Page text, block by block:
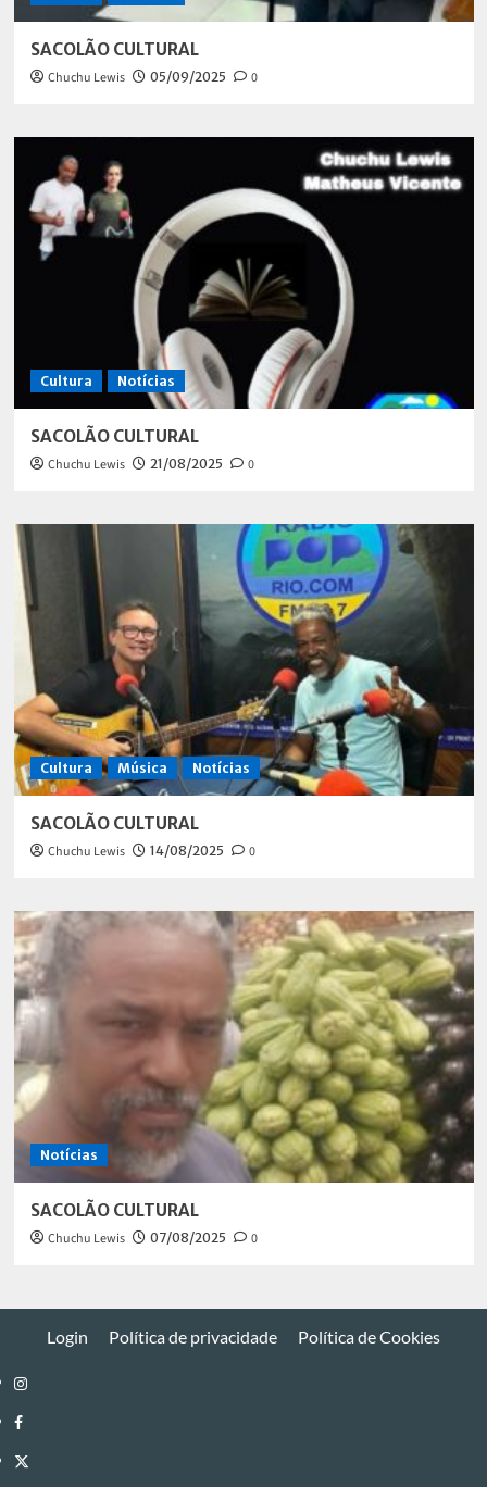
SACOLÃO CULTURAL
Chuchu Lewis 05/09/2025 0
Cultura Notícias
SACOLÃO CULTURAL
Chuchu Lewis 21/08/2025 0
Cultura Música Notícias
SACOLÃO CULTURAL
Chuchu Lewis 14/08/2025 0
Notícias
SACOLÃO CULTURAL
Chuchu Lewis 07/08/2025 0
Login Política de privacidade Política de Cookies
Instagram
Facebook
Twitter